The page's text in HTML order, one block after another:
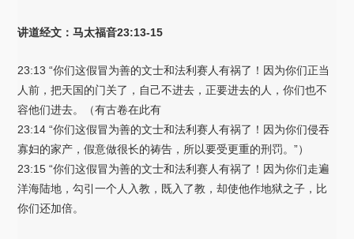
讲道经文：马太福音23:13-15
23:13 “你们这假冒为善的文士和法利赛人有祸了！因为你们正当
人前，把天国的门关了，自己不进去，正要进去的人，你们也不
容他们进去。（有古卷在此有
23:14 “你们这假冒为善的文士和法利赛人有祸了！因为你们侵吞
寡妇的家产，假意做很长的祷告，所以要受更重的刑罚。”）
23:15 “你们这假冒为善的文士和法利赛人有祸了！因为你们走遍
洋海陆地，勾引一个人入教，既入了教，却使他作地狱之子，比
你们还加倍。